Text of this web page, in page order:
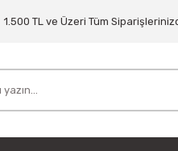
1.500 TL ve Üzeri Tüm